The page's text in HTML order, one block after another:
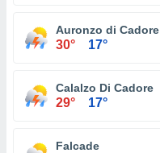
Auronzo di Cadore
30° 17°
Calalzo Di Cadore
29° 17°
Falcade